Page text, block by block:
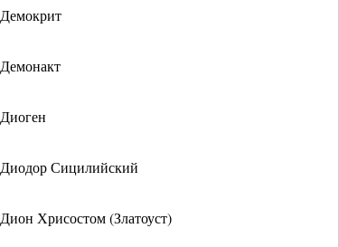
Демокрит
Демонакт
Диоген
Диодор Сицилийский
Дион Хрисостом (Златоуст)